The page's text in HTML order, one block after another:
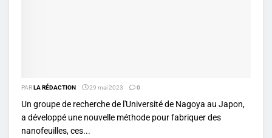
PARLA RÉDACTION 29 mai 2023 0
Un groupe de recherche de l'Université de Nagoya au Japon,
a développé une nouvelle méthode pour fabriquer des
nanofeuilles, ces...